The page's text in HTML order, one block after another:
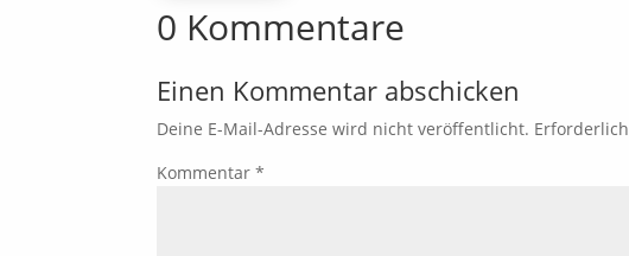
0 Kommentare
Einen Kommentar abschicken
Deine E-Mail-Adresse wird nicht veröffentlicht.
Kommentar *